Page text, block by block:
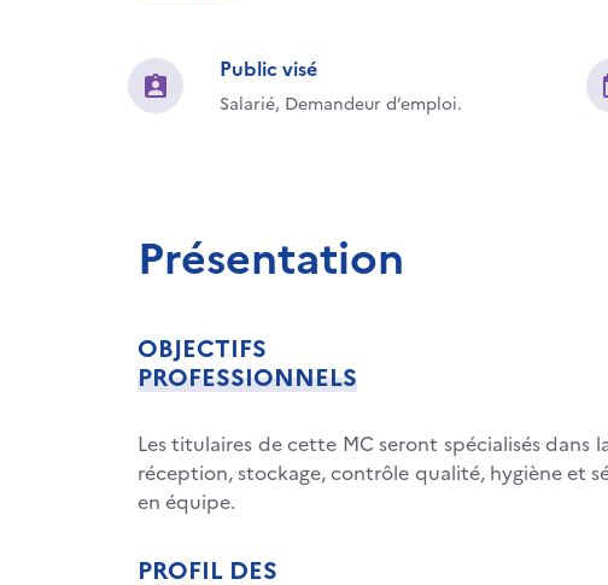
Public visé
Salarié, Demandeur d’emploi.
Présentation
OBJECTIFS
PROFESSIONNELS
Les titulaires de cette MC seront spécialisés
réception, stockage, contrôle qualité, hygiène et
en équipe.
PROFIL DES